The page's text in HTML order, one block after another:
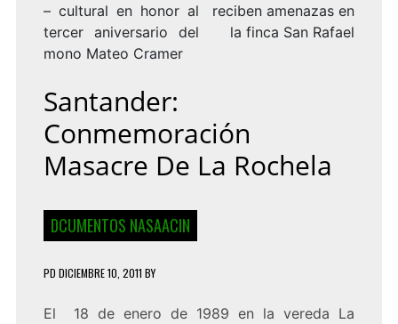
– cultural en honor al
tercer aniversario del
mono Mateo Cramer
reciben amenazas en
la finca San Rafael
Santander:
Conmemoración
Masacre De La Rochela
DCUMENTOS NASAACIN
PD DICIEMBRE 10, 2011 BY
El 18 de enero de 1989 en la vereda La